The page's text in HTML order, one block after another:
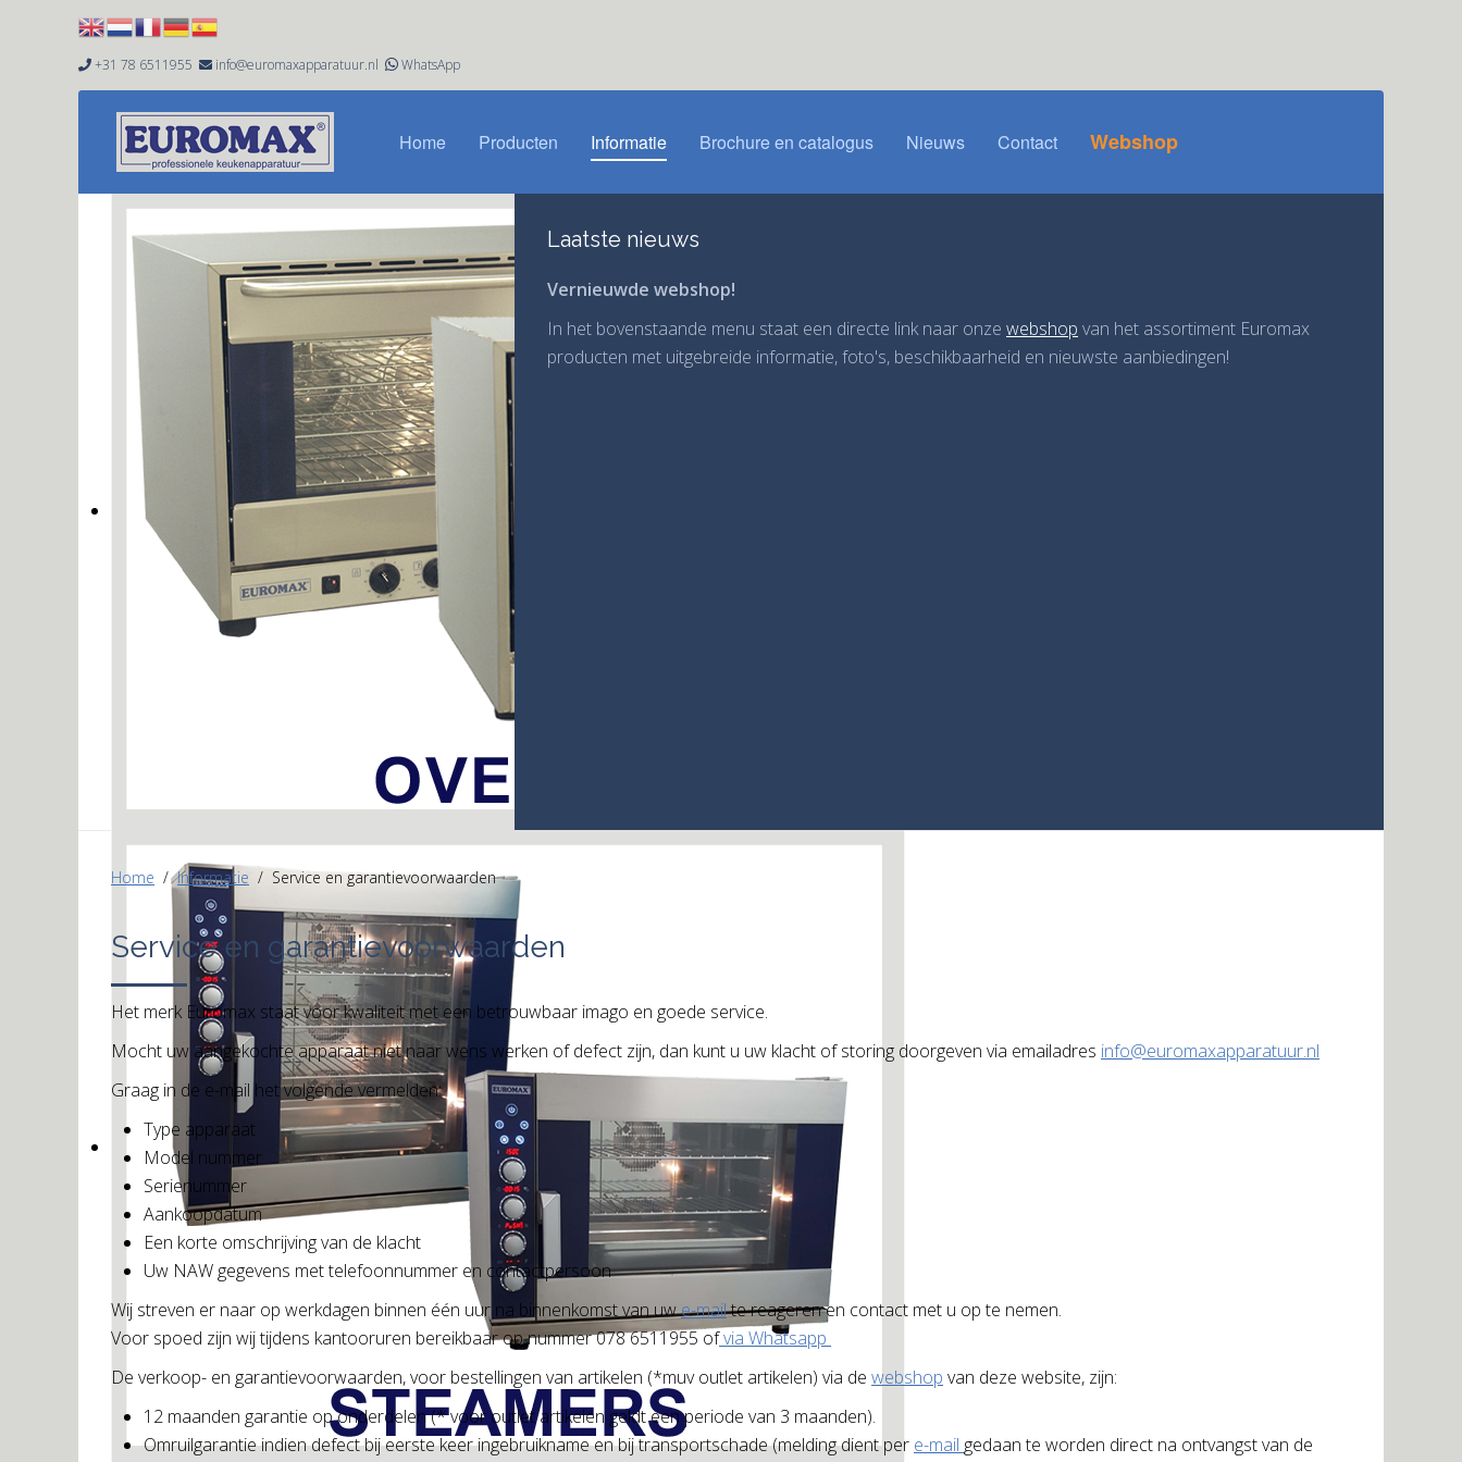
 +31 78 6511955  info@euromaxapparatuur.nl WhatsApp
Home Producten Informatie Brochure en catalogus Nieuws Contact Webshop
Laatste nieuws
Vernieuwde webshop!
In het bovenstaande menu staat een directe link naar onze webshop van het assortiment Euromax
producten met uitgebreide informatie, foto's, beschikbaarheid en nieuwste aanbiedingen!
Home Informatie Service en garantievoorwaarden
Service en garantievoorwaarden
Het merk Euromax staat voor kwaliteit met een betrouwbaar imago en goede service.
Mocht uw aangekochte apparaat niet naar wens werken of defect zijn, dan kunt u uw klacht of storing doorgeven via emailadres info@euromaxapparatuur.nl
Graag in de e-mail het volgende vermelden:
Type apparaat
Model nummer
Serienummer
Aankoopdatum
Een korte omschrijving van de klacht
Uw NAW gegevens met telefoonnummer en contactpersoon
Wij streven er naar op werkdagen binnen één uur na binnenkomst van uwe-mailte reageren en contact met u op te nemen.
Voor spoed zijn wij tijdens kantooruren bereikbaar op nummer 078 6511955 ofvia Whatsapp
De verkoop- en garantievoorwaarden, voor bestellingen van artikelen (*muv outlet artikelen) via de webshop van deze website, zijn:
12 maanden garantie op onderdelen (* voor outlet artikelen geldt een periode van 3 maanden).
Omruilgarantie indien defect bij eerste keer ingebruikname en bij transportschade (melding dient per e-mail gedaan te worden direct na ontvangst van de